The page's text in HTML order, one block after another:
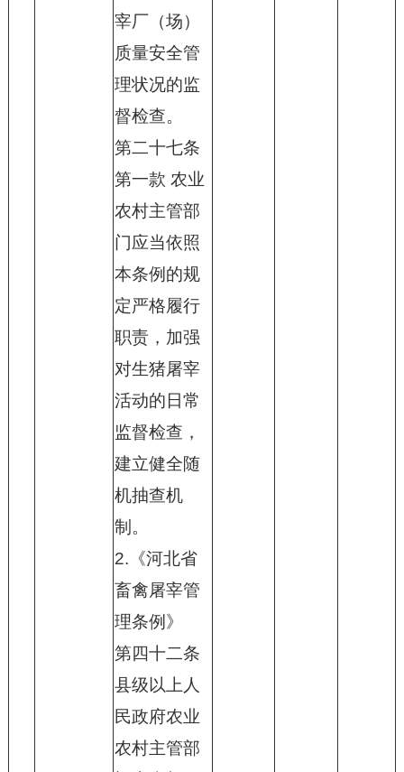
宰厂（场）
质量安全管
理状况的监
督检查。
第二十七条
第一款 农业
农村主管部
门应当依照
本条例的规
定严格履行
职责，加强
对生猪屠宰
活动的日常
监督检查，
建立健全随
机抽查机
制。
2.《河北省
畜禽屠宰管
理条例》
第四十二条
县级以上人
民政府农业
农村主管部